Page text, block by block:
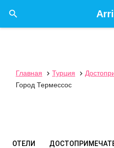

Главная  Турция 
Город Термессос
ОТЕЛИ